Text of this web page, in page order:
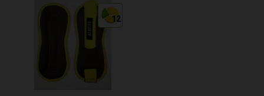
12
12
12